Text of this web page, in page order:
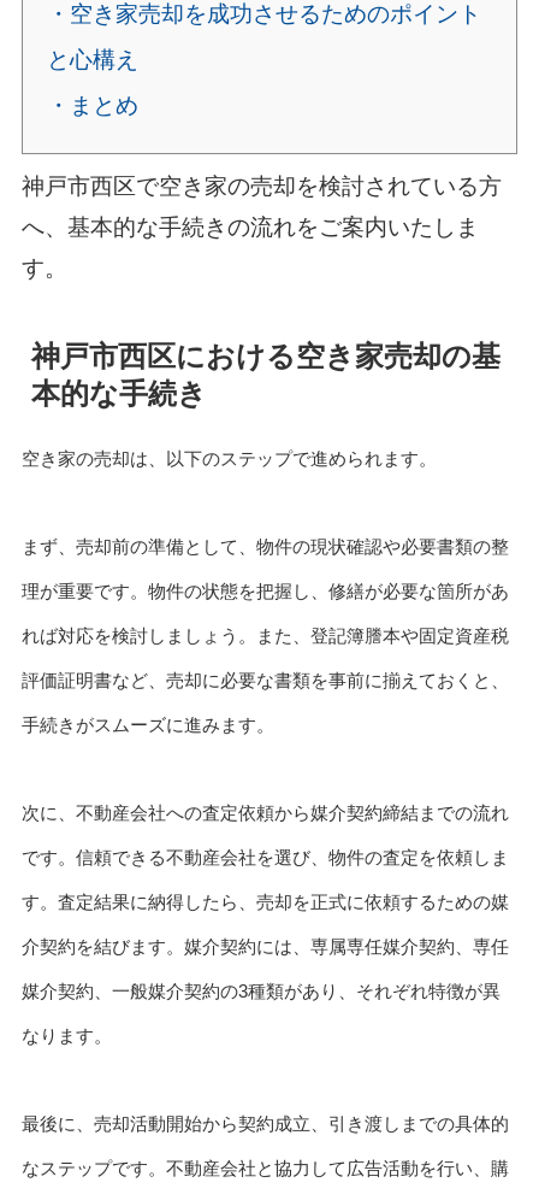
・空き家売却を成功させるためのポイント
と心構え
・まとめ
神戸市西区で空き家の売却を検討されている方
へ、基本的な手続きの流れをご案内いたしま
す。
神戸市西区における空き家売却の基
本的な手続き
空き家の売却は、以下のステップで進められます。
まず、売却前の準備として、物件の現状確認や必要書類の整
理が重要です。物件の状態を把握し、修繕が必要な箇所があ
れば対応を検討しましょう。また、登記簿謄本や固定資産税
評価証明書など、売却に必要な書類を事前に揃えておくと、
手続きがスムーズに進みます。
次に、不動産会社への査定依頼から媒介契約締結までの流れ
です。信頼できる不動産会社を選び、物件の査定を依頼しま
す。査定結果に納得したら、売却を正式に依頼するための媒
介契約を結びます。媒介契約には、専属専任媒介契約、専任
媒介契約、一般媒介契約の3種類があり、それぞれ特徴が異
なります。
最後に、売却活動開始から契約成立、引き渡しまでの具体的
なステップです。不動産会社と協力して広告活動を行い、購